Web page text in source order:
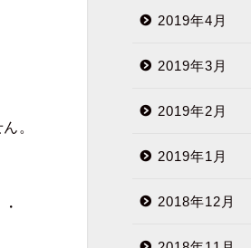
。
2019年4月
2019年3月
2019年2月
2019年1月
2018年12月